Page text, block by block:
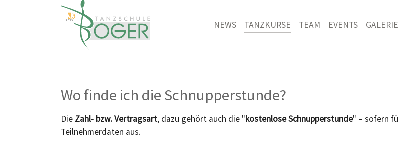
NEWS TANZKURSE TEAM EVENTS GALERIE
Wo finde ich die Schnupperstunde?
Die Zahl- bzw. Vertragsart, dazu gehört auch die "kostenlose Schnupperstunde" – sofern
Teilnehmerdaten aus.